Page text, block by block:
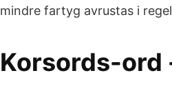
mindre fartyg avrustas i
Korsords-ord